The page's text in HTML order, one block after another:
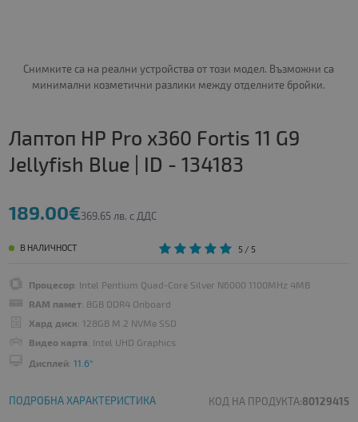
Снимките са на реални устройства от този модел. Възможни са
минимални козметични разлики между отделните бройки.
Лаптоп HP Pro x360 Fortis 11 G9
Jellyfish Blue | ID - 134183
189.00€369.65 лв. с ДДС
В НАЛИЧНОСТ 5/ 5
Процесор: Intel Pentium Quad-Core Silver N6000 1100MHz 4MB
RAM памет: 8GB DDR4 Onboard
Хард диск: 128GB M.2 NVMe SSD
Видео карта: Intel UHD Graphics
Дисплей: 11.6"
ПОДРОБНА ХАРАКТЕРИСТИКА КОД НА ПРОДУКТА:80129415